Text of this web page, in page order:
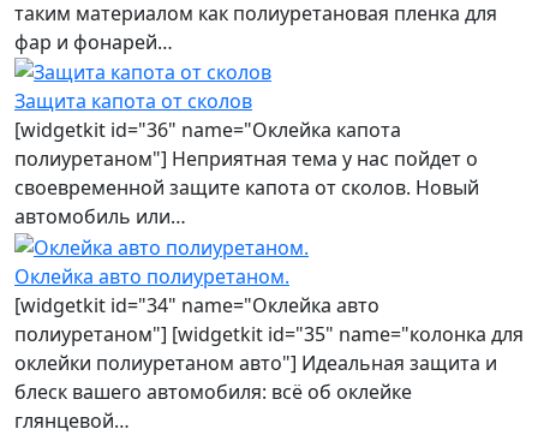
таким материалом как полиуретановая пленка для
фар и фонарей…
Защита капота от сколов
[widgetkit id="36" name="Оклейка капота
полиуретаном"] Неприятная тема у нас пойдет о
своевременной защите капота от сколов. Новый
автомобиль или…
Оклейка авто полиуретаном.
[widgetkit id="34" name="Оклейка авто
полиуретаном"] [widgetkit id="35" name="колонка для
оклейки полиуретаном авто"] Идеальная защита и
блеск вашего автомобиля: всё об оклейке
глянцевой…